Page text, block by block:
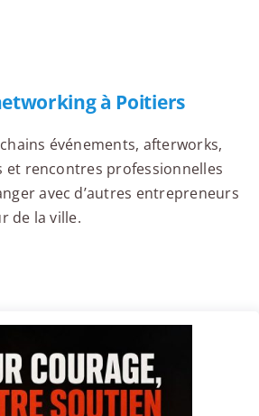
à Poitiers
événements, afterworks,
et rencontres professionnelles
avec d’autres entrepreneurs
de la ville.